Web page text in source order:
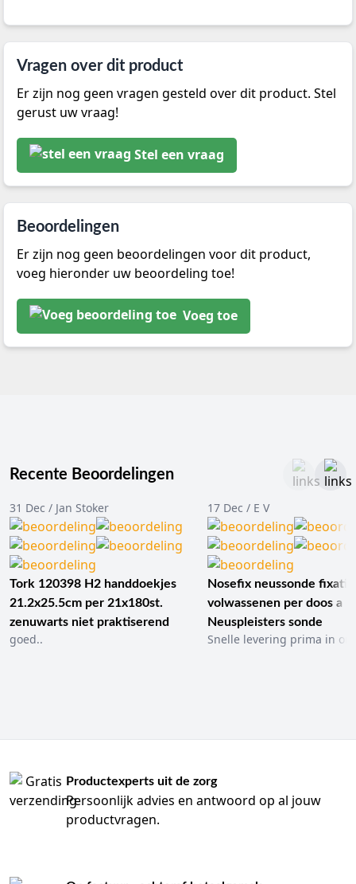
Vragen over dit product
Er zijn nog geen vragen gesteld over dit product. Stel
gerust uw vraag!
Stel een vraag
Beoordelingen
Er zijn nog geen beoordelingen voor dit product,
voeg hieronder uw beoordeling toe!
Voeg toe
Recente Beoordelingen
31 Dec / Jan Stoker
Tork 120398 H2 handdoekjes
21.2x25.5cm per 21x180st.
zenuwarts niet praktiserend
goed..
17 Dec / E V
Nosefix neussonde
volwassenen per doos a
Neuspleisters sonde
Snelle levering prima in
Productexperts uit de zorg
Persoonlijk advies en antwoord op al jouw
productvragen.